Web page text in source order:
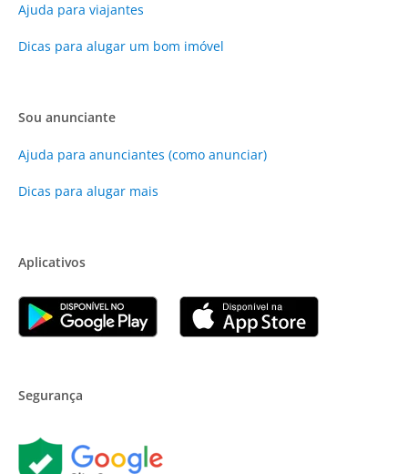
Ajuda para viajantes
Dicas para alugar um bom imóvel
Sou anunciante
Ajuda para anunciantes (como anunciar)
Dicas para alugar mais
Aplicativos
Segurança